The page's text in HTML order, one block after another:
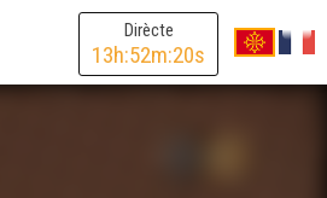
Dirècte
13h:52m:20s